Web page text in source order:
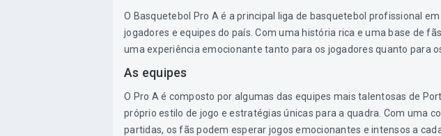
O Basquetebol Pro A é a principal liga de basquetebol profissional
jogadores e equipes do país. Com uma história rica e uma base de
uma experiência emocionante tanto para os jogadores quanto para
As equipes
O Pro A é composto por algumas das equipes mais talentosas de
próprio estilo de jogo e estratégias únicas para a quadra. Com uma
partidas, os fãs podem esperar jogos emocionantes e intensos a